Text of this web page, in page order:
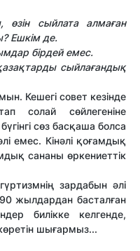
өзін сыйлата алмаған
Ешкім де.
бірдей емес.
сыйлағандық
Кешегі совет кезінде
солай сөйлегеніне
сөз басқаша болса
емес. Кінәлі қоғамдық
сананы өркениеттік
зардабын әлі
жылдардан басталған
билікке келгенде,
шығармыз...